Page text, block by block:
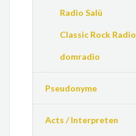
Radio Salü
Classic Rock Radio
domradio
Pseudonyme
Acts / Interpreten